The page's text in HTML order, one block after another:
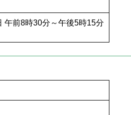
午前8時30分～午後5時15分